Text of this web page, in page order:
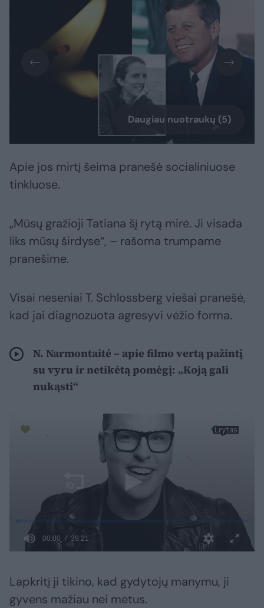
Daugiau nuotraukų (5)
Apie jos mirtį šeima pranešė socialiniuose
tinkluose.
„Mūsų gražioji Tatiana šį rytą mirė. Ji visada
liks mūsų širdyse“, – rašoma trumpame
pranešime.
Visai neseniai T. Schlossberg viešai pranešė,
kad jai diagnozuota agresyvi vėžio forma.
N. Narmontaitė – apie filmo vertą pažintį
su vyru ir netikėtą pomėgį: „Koją gali
nukąsti“
Lapkritį ji tikino, kad gydytojų manymu, ji
gyvens mažiau nei metus.